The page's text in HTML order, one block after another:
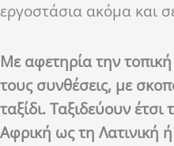
εργοστάσια ακόμα και
Με αφετηρία την
τους συνθέσεις, με
ταξίδι. Ταξιδεύουν
Αφρική ως τη Λατινική